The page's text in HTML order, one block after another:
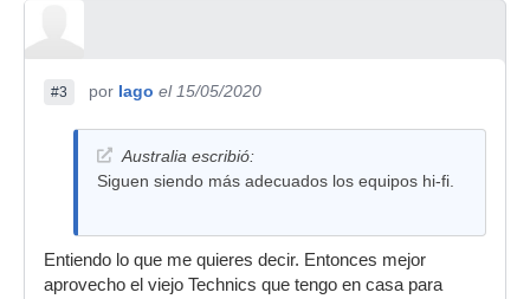
#3 por Iago el 15/05/2020
Australia escribió:
Siguen siendo más adecuados los equipos hi-fi.
Entiendo lo que me quieres decir. Entonces mejor
aprovecho el viejo Technics que tengo en casa para